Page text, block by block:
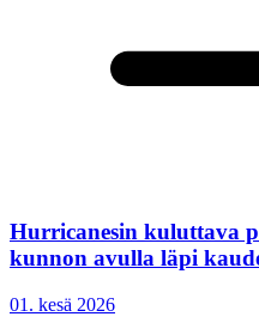
Hurricanesin kuluttava
kunnon avulla läpi
01. kesä 2026